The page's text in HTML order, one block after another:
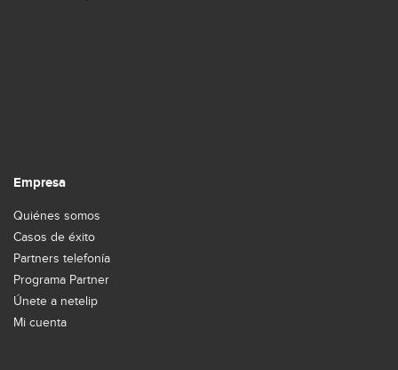
Empresa
Quiénes somos
Casos de éxito
Partners telefonía
Programa Partner
Únete a netelip
Mi cuenta